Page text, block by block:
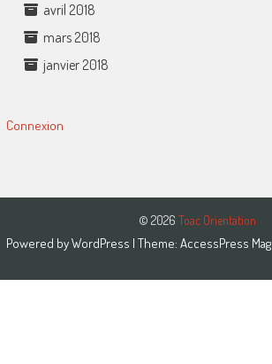
avril 2018
mars 2018
janvier 2018
Connexion
© 2026 Toac Orientation
Powered byWordPress | Theme: AccessPress Mag